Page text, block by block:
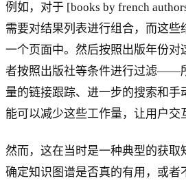
例如，对于 [books by french
需要对结果列表进行组合，而这些
一个页面中。然后按照出版年份对
者按照出版社等条件进行过滤——
量的链接跟踪、进一步的搜索和手
能可以减少这些工作量，让用户交
然而，这在当时是一种典型的获取
确定知识图谱是否真的有用，或者